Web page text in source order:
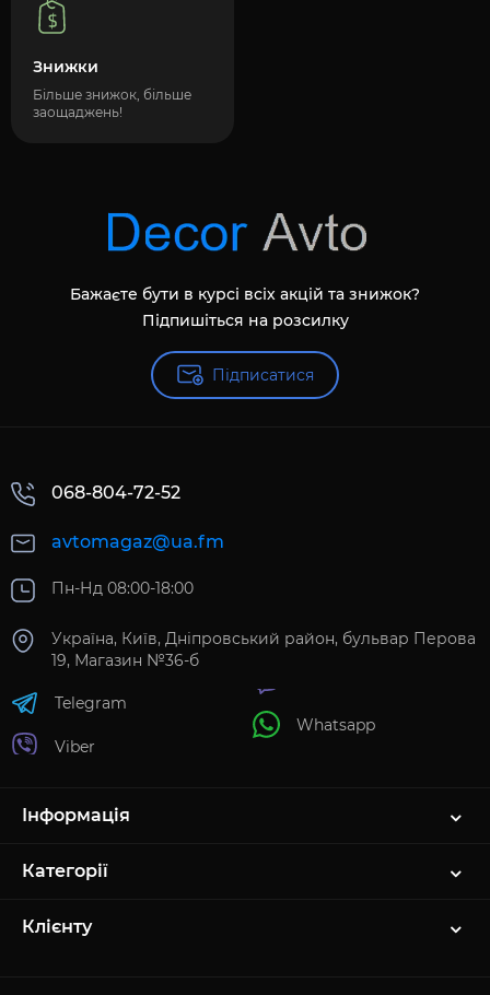
Знижки
Більше знижок, більше
заощаджень!
Бажаєте бути в курсі всіх акцій та знижок?
Підпишіться на розсилку
Підписатися
068-804-72-52
avtomagaz@ua.fm
Пн-Нд 08:00-18:00
Україна, Київ, Дніпровський район, бульвар Перова
19, Магазин №36-б
Telegram
Viber
Whatsapp
Інформація
Категорії
Клієнту